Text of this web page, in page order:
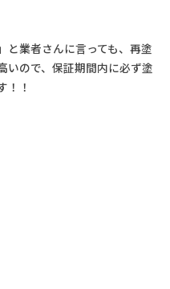
と業者さんに言っても、再塗
いので、保証期間内に必ず塗
！！